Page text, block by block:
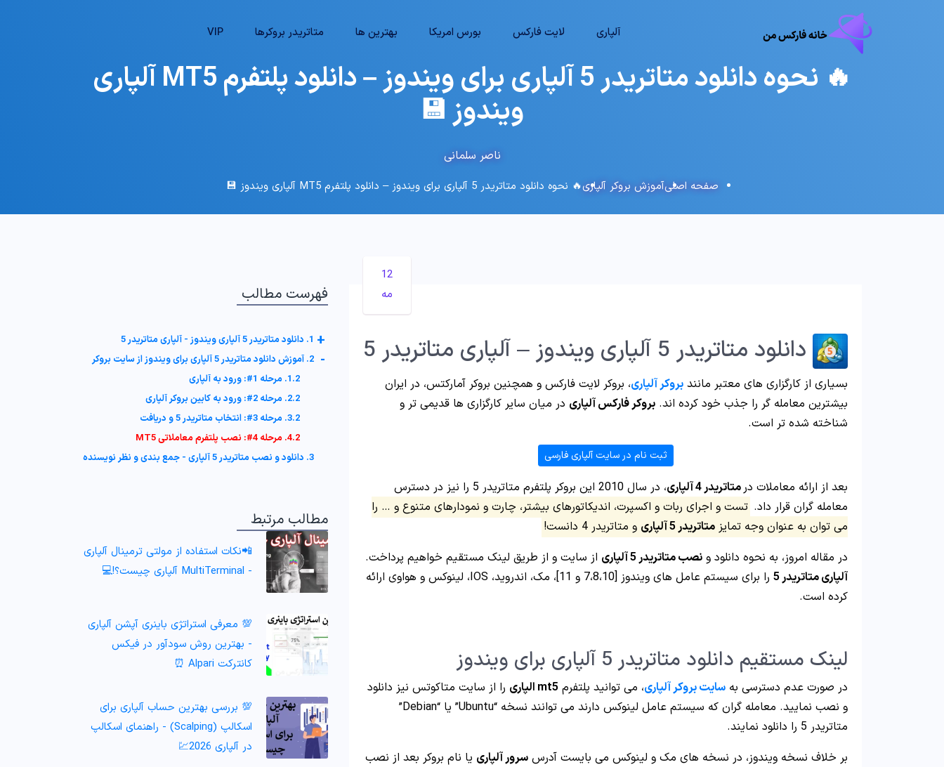
آلپاری لایت فارکس بورس امریکا بهترین ها متاتریدر بروکرها VIP
🔥 نحوه دانلود متاتریدر 5 آلپاری برای ویندوز – دانلود پلتفرم MT5 آلپاری
ویندوز 💾
ناصر سلمانی
صفحه اصلیآموزش بروکر آلپاری🔥 نحوه دانلود متاتریدر 5 آلپاری برای ویندوز – دانلود پلتفرم MT5 آلپاری ویندوز 💾
12
مه
دانلود متاتریدر 5 آلپاری ویندوز – آلپاری متاتریدر 5
بسیاری از کارگزاری های معتبر مانند بروکر آلپاری، بروکر لایت فارکس و همچنین بروکر آمارکتس، در ایران
بیشترین معامله گر را جذب خود کرده اند. بروکر فارکس آلپاری در میان سایر کارگزاری ها قدیمی تر و
شناخته شده تر است.
ثبت نام در سایت آلپاری فارسی
بعد از ارائه معاملات درمتاتریدر 4 آلپاری
، در سال 2010 این بروکر پلتفرم متاتریدر 5 را نیز در دسترس
معامله گران قرار داد. تست و اجرای ربات و اکسپرت، اندیکاتورهای بیشتر، چارت و نمودارهای متنوع و … را
می توان به عنوان وجه تمایز متاتریدر 5 آلپاری
و متاتریدر 4 دانست!
در مقاله امروز، به نحوه دانلود و نصب متاتریدر 5 آلپاری
از سایت و از طریق لینک مستقیم خواهیم پرداخت.
آلپاری متاتریدر 5
را برای سیستم عامل های ویندوز [7،8،10 و 11]، مک، اندروید، IOS، لینوکس و هواوی ارائه
کرده است.
لینک مستقیم دانلود متاتریدر 5 آلپاری برای ویندوز
در صورت عدم دسترسی به سایت بروکر آلپاری، می توانید پلتفرم mt5 الپاری
را از سایت متاکوتس نیز دانلود
و نصب نمایید. معامله گران که سیستم عامل لینوکس دارند می توانند نسخه “Ubuntu” یا “Debian”
متاتریدر 5 را دانلود نمایند.
بر خلاف نسخه ویندوز، در نسخه های مک و لینوکس می بایست آدرس سرور آلپاری یا نام بروکر بعد از نصب
فهرست مطالب
1. دانلود متاتریدر 5 آلپاری ویندوز - آلپاری متاتریدر 5 +
2. آموزش دانلود متاتریدر 5 آلپاری برای ویندوز از سایت بروکر -
1.2. مرحله 1#: ورود به آلپاری
2.2. مرحله 2#: ورود به کابین بروکر آلپاری
3.2. مرحله 3#: انتخاب متاتریدر 5 و دریافت
4.2. مرحله 4#: نصب پلتفرم معاملاتی MT5
3. دانلود و نصب متاتریدر 5 آلپاری - جمع بندی و نظر نویسنده
مطالب مرتبط
📲نکات استفاده از مولتی ترمینال آلپاری
- MultiTerminal آلپاری چیست؟!💻
💯 معرفی استراتژی باینری آپشن آلپاری
- بهترین روش سودآور در فیکس
کانترکت Alpari ⏰
💯 بررسی بهترین حساب آلپاری برای
اسکالپ (Scalping) - راهنمای اسکالپ
در آلپاری 2026💹